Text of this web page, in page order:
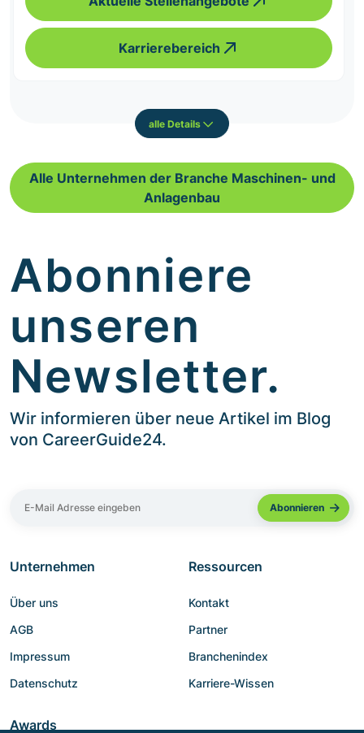
Karrierebereich
alle Details
Alle Unternehmen der Branche Maschinen- und
Anlagenbau
Abonniere
unseren
Newsletter.
Wir informieren über neue Artikel im Blog
von CareerGuide24.
Unternehmen
Über uns
AGB
Impressum
Datenschutz
Ressourcen
Kontakt
Partner
Branchenindex
Karriere-Wissen
Awards